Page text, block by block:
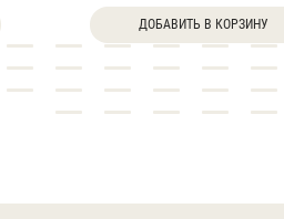
ДОБАВИТЬ В КОРЗИНУ